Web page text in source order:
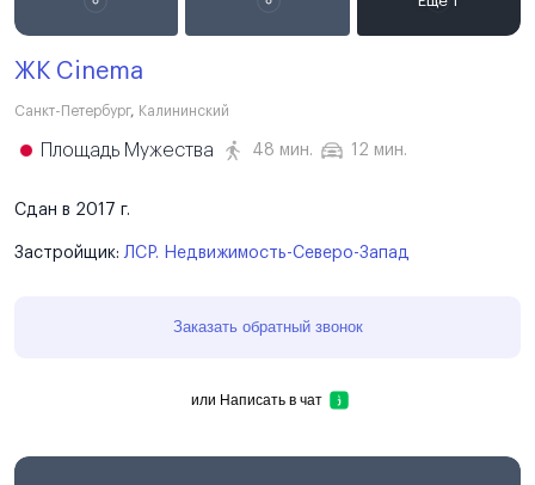
ЖК Cinema
Санкт-Петербург, Калининский
Площадь Мужества 48 мин. 12 мин.
Сдан в 2017 г.
Застройщик: ЛСР. Недвижимость-Северо-Запад
Заказать обратный звонок
или Написать в чат